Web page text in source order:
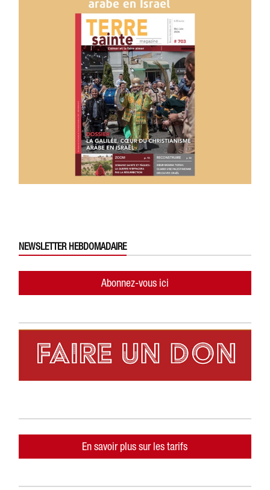
NEWSLETTER HEBDOMADAIRE
Abonnez-vous ici
En savoir plus sur les tarifs